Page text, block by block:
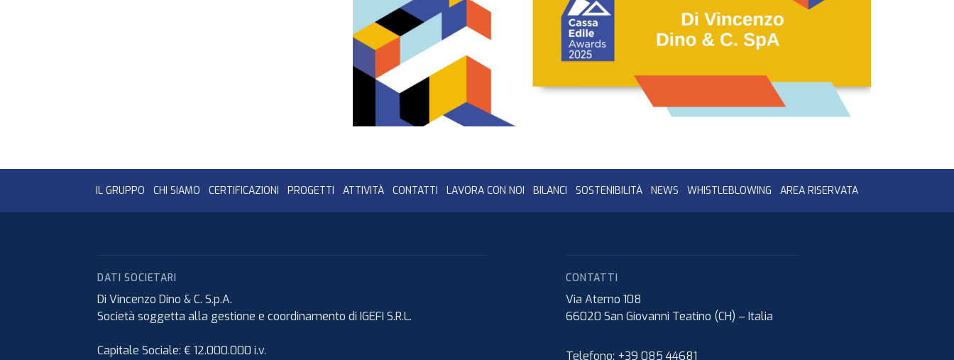
IL GRUPPO CHI SIAMO CERTIFICAZIONI PROGETTI ATTIVITÀ CONTATTI LAVORA CON NOI BILANCI SOSTENIBILITÀ NEWS WHISTLEBLOWING AREA RISERVATA
DATI SOCIETARI
Di Vincenzo Dino & C. S.p.A.
Società soggetta alla gestione e coordinamento di IGEFI S.R.L.
Capitale Sociale: € 12.000.000 i.v.
CONTATTI
Via Aterno 108
66020 San Giovanni Teatino (CH) – Italia
Telefono: +39 085 44681